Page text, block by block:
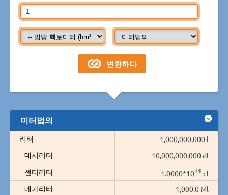
미터법의
리터
1,000,000,000 l
데시리터
10,000,000,000 dl
센티리터
1.0000*1011 cl
메가리터
1,000.0 Ml